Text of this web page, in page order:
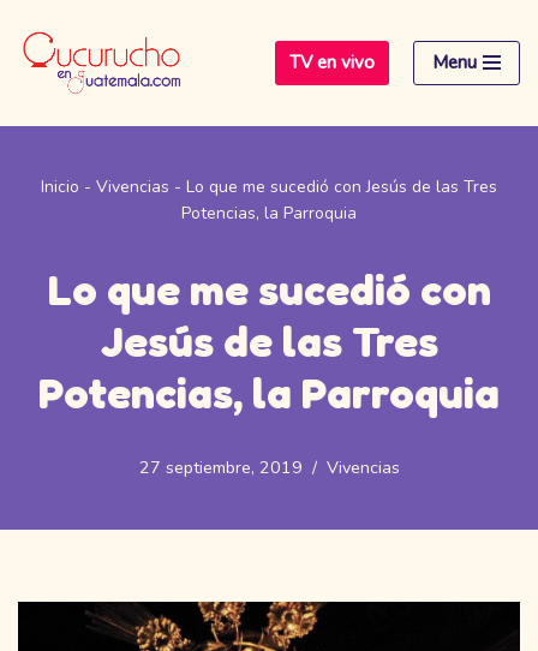
Saltar
contenido
TV en vivo Menu
Inicio - Vivencias - Lo que me sucedió con Jesús de las Tres
Potencias, la Parroquia
Lo que me sucedió con
Jesús de las Tres
Potencias, la Parroquia
27 septiembre, 2019 Vivencias